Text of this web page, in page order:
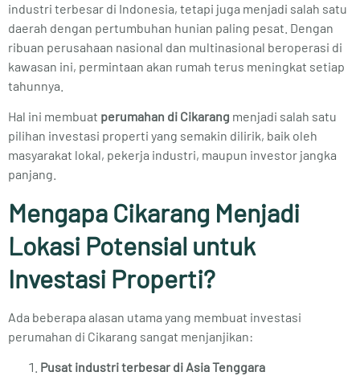
industri terbesar di Indonesia, tetapi juga menjadi salah satu
daerah dengan pertumbuhan hunian paling pesat. Dengan
ribuan perusahaan nasional dan multinasional beroperasi di
kawasan ini, permintaan akan rumah terus meningkat setiap
tahunnya.
Hal ini membuat perumahan di Cikarang menjadi salah satu
pilihan investasi properti yang semakin dilirik, baik oleh
masyarakat lokal, pekerja industri, maupun investor jangka
panjang.
Mengapa Cikarang Menjadi
Lokasi Potensial untuk
Investasi Properti?
Ada beberapa alasan utama yang membuat investasi
perumahan di Cikarang sangat menjanjikan:
Pusat industri terbesar di Asia Tenggara